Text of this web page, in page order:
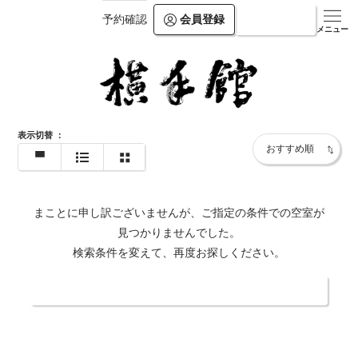
予約確認 会員登録
メニュー
表示切替 ：
まことに申し訳ございませんが、ご指定の条件での空室が
見つかりませんでした。
検索条件を変えて、再度お探しください。